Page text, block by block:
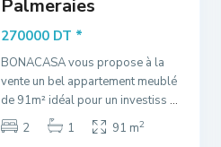
Palmeraies
270000 DT *
BONACASA vous propose à la
vente un bel appartement meublé
de 91m² idéal pour un investiss ...
2
1 91 m2